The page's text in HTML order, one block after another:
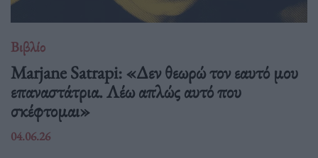
Βιβλίο
Marjane Satrapi: «Δεν θεωρώ τον εαυτό μου
επαναστάτρια. Λέω απλώς αυτό που
σκέφτομαι»
04.06.26